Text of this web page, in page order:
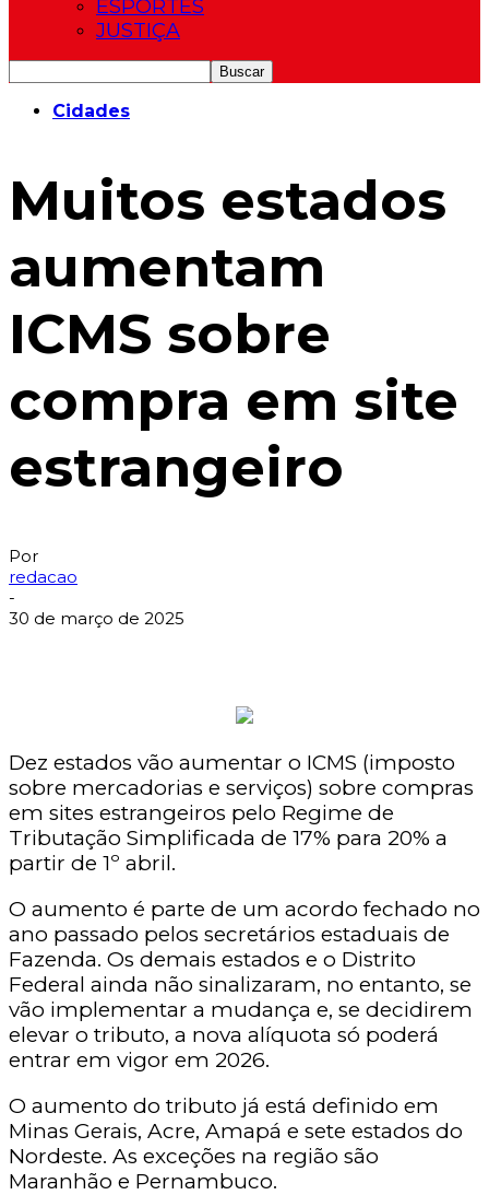
ESPORTES
JUSTIÇA
Cidades
Muitos estados
aumentam
ICMS sobre
compra em site
estrangeiro
Por
redacao
-
30 de março de 2025
Dez estados vão aumentar o ICMS (imposto
sobre mercadorias e serviços) sobre compras
em sites estrangeiros pelo Regime de
Tributação Simplificada de 17% para 20% a
partir de 1º abril.
O aumento é parte de um acordo fechado no
ano passado pelos secretários estaduais de
Fazenda. Os demais estados e o Distrito
Federal ainda não sinalizaram, no entanto, se
vão implementar a mudança e, se decidirem
elevar o tributo, a nova alíquota só poderá
entrar em vigor em 2026.
O aumento do tributo já está definido em
Minas Gerais, Acre, Amapá e sete estados do
Nordeste. As exceções na região são
Maranhão e Pernambuco.